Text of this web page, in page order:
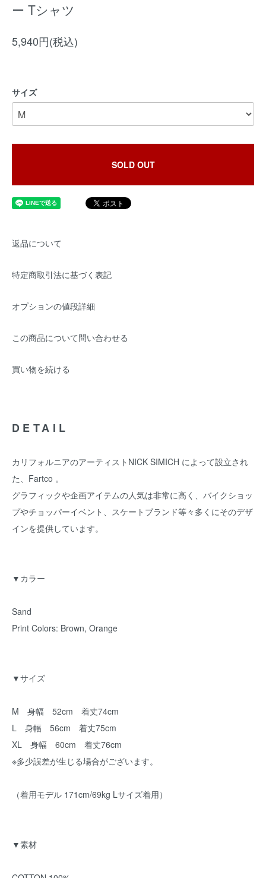
ー Tシャツ
5,940円(税込)
サイズ
SOLD OUT
返品について
特定商取引法に基づく表記
オプションの値段詳細
この商品について問い合わせる
買い物を続ける
DETAIL
カリフォルニアのアーティストNICK SIMICH によって設立され
た、Fartco 。
グラフィックや企画アイテムの人気は非常に高く、バイクショッ
プやチョッパーイベント、スケートブランド等々多くにそのデザ
インを提供しています。
▼カラー
Sand
Print Colors: Brown, Orange
▼サイズ
M 身幅 52cm 着丈74cm
L 身幅 56cm 着丈75cm
XL 身幅 60cm 着丈76cm
※多少誤差が生じる場合がございます。
（着用モデル 171cm/69kg Lサイズ着用）
▼素材